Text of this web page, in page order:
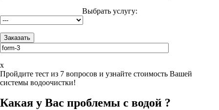
Выбрать услугу:
x
Пройдите тест из 7 вопросов и узнайте стоимость Вашей
системы водоочистки!
Какая у Вас проблемы с водой ?